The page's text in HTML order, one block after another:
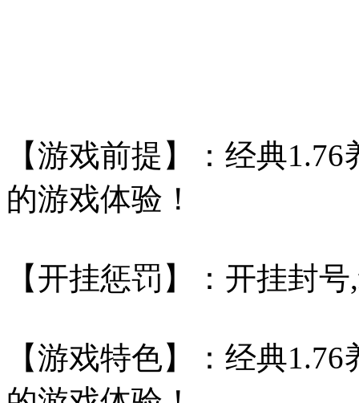
【游戏前提】：经典
的游戏体验！
【开挂惩罚】：开挂封
【游戏特色】：经典